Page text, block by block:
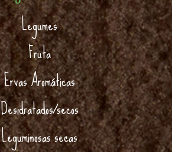
Legumes
Fruta
Ervas Aromáticas
Desidratados/secos
Leguminosas secas